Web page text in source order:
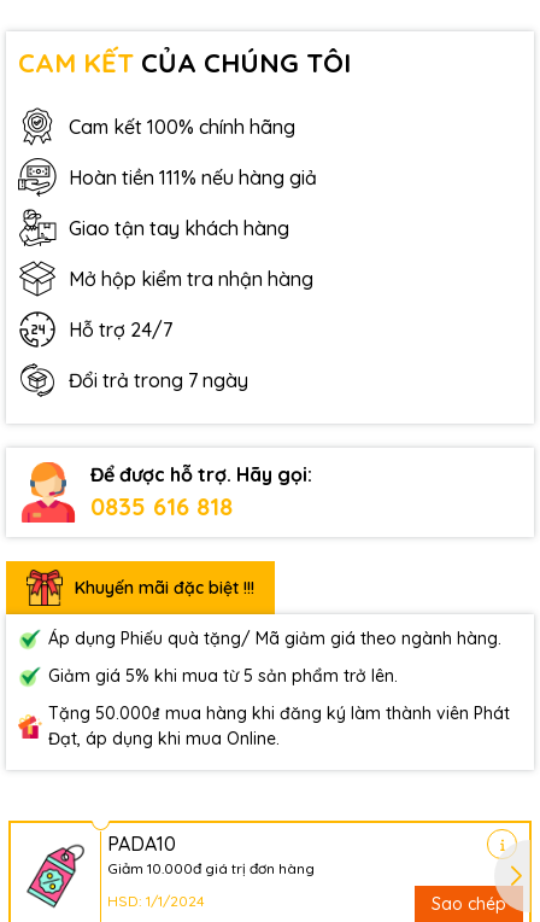
CAM KẾT CỦA CHÚNG TÔI
Cam kết 100% chính hãng
Hoàn tiền 111% nếu hàng giả
Giao tận tay khách hàng
Mở hộp kiểm tra nhận hàng
Hỗ trợ 24/7
Đổi trả trong 7 ngày
Để được hỗ trợ. Hãy gọi:
0835 616 818
Khuyến mãi đặc biệt !!!
Áp dụng Phiếu quà tặng/ Mã giảm giá theo ngành hàng.
Giảm giá 5% khi mua từ 5 sản phẩm trở lên.
Tặng 50.000₫ mua hàng khi đăng ký làm thành viên Phát
Đạt, áp dụng khi mua Online.
PADA10
Giảm 10.000đ giá trị đơn hàng
HSD: 1/1/2024
Sao chép